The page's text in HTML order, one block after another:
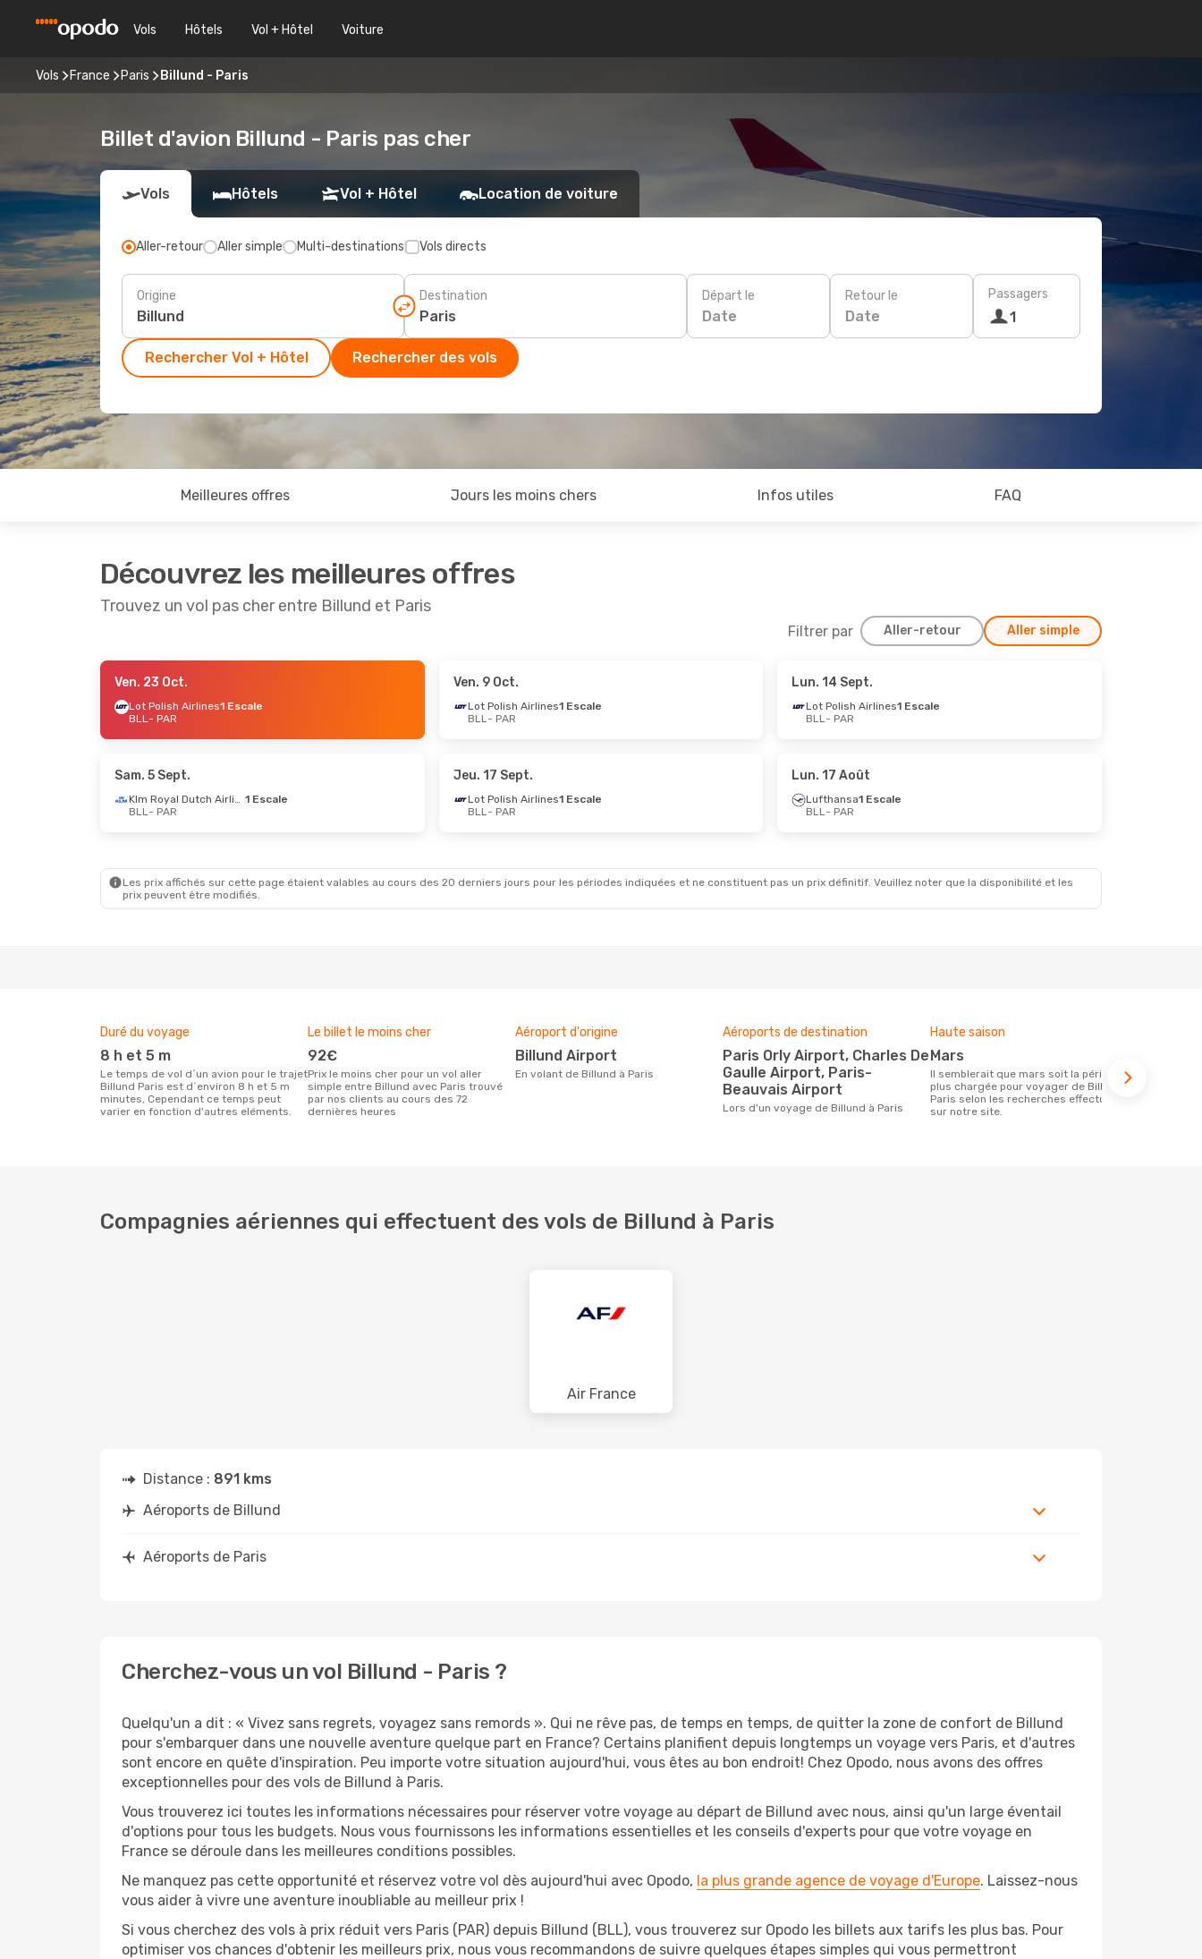
Vols Hôtels Vol + Hôtel Voiture
Vols France Paris Billund - Paris
Billet d'avion Billund - Paris pas cher
Vols Hôtels Vol + Hôtel Location de voiture
Aller-retour Aller simple Multi-destinations Vols directs
Origine Destination Départ le
Date
Retour le
Date
Passagers
1
Rechercher Vol + Hôtel Rechercher des vols
Meilleures offres Jours les moins chers Infos utiles FAQ
Découvrez les meilleures offres
Trouvez un vol pas cher entre Billund et Paris
Filtrer par Aller-retour Aller simple
- Lun. 24 Août
Klm Royal Dutch Airlines 1 Escale
1 Escale
- Mar. 29 Sept.
Ven. 23 Oct.
Lot Polish Airlines1 Escale
BLL- PAR
Ven. 9 Oct.
Lot Polish Airlines1 Escale
BLL- PAR
Lun. 14 Sept.
Lot Polish Airlines1 Escale
BLL- PAR
Sam. 5 Sept.
Klm Royal Dutch Airlines 1 Escale
BLL- PAR
Jeu. 17 Sept.
Lot Polish Airlines1 Escale
BLL- PAR
Lun. 17 Août
Lufthansa1 Escale
BLL- PAR
Les prix affichés sur cette page étaient valables au cours des 20 derniers jours pour les périodes indiquées et ne constituent pas un prix définitif. Veuillez noter que la disponibilité et les
prix peuvent être modifiés.
Duré du voyage
8 h et 5 m
Le temps de vol d´un avion pour le trajet
Billund Paris est d´environ 8 h et 5 m
minutes, Cependant ce temps peut
varier en fonction d'autres eléments.
Le billet le moins cher
92€
Prix le moins cher pour un vol aller
simple entre Billund avec Paris trouvé
par nos clients au cours des 72
dernières heures
Aéroport d'origine
Billund Airport
En volant de Billund à Paris
Aéroports de destination
Paris Orly Airport, Charles De
Gaulle Airport, Paris-
Beauvais Airport
Lors d'un voyage de Billund à Paris
Haute saison
mars
Il semblerait que mars soit la période la
plus chargée pour voyager de Billund à
Paris selon les recherches effectuées
sur notre site.
Compagnies aériennes qui effectuent des vols de Billund à Paris
Air France
Distance : 891 kms
Aéroports de Billund
Aéroports de Paris
Cherchez-vous un vol Billund - Paris ?
Quelqu'un a dit : « Vivez sans regrets, voyagez sans remords ». Qui ne rêve pas, de temps en temps, de quitter la zone de confort de Billund
pour s'embarquer dans une nouvelle aventure quelque part en France? Certains planifient depuis longtemps un voyage vers Paris, et d'autres
sont encore en quête d'inspiration. Peu importe votre situation aujourd'hui, vous êtes au bon endroit! Chez Opodo, nous avons des offres
exceptionnelles pour des vols de Billund à Paris.
Vous trouverez ici toutes les informations nécessaires pour réserver votre voyage au départ de Billund avec nous, ainsi qu'un large éventail
d'options pour tous les budgets. Nous vous fournissons les informations essentielles et les conseils d'experts pour que votre voyage en
France se déroule dans les meilleures conditions possibles.
Ne manquez pas cette opportunité et réservez votre vol dès aujourd'hui avec Opodo, la plus grande agence de voyage d'Europe. Laissez-nous
vous aider à vivre une aventure inoubliable au meilleur prix !
Si vous cherchez des vols à prix réduit vers Paris (PAR) depuis Billund (BLL), vous trouverez sur Opodo les billets aux tarifs les plus bas. Pour
optimiser vos chances d'obtenir les meilleurs prix, nous vous recommandons de suivre quelques étapes simples qui vous permettront